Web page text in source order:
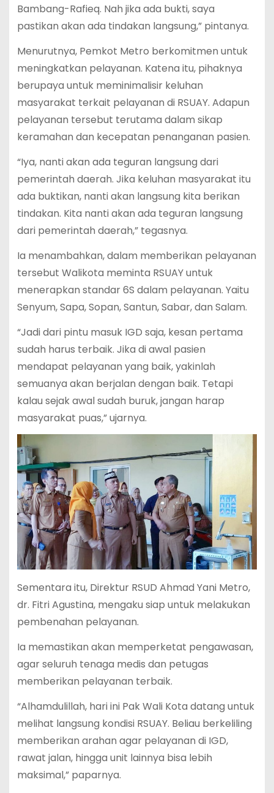
Bambang-Rafieq. Nah jika ada bukti, saya
pastikan akan ada tindakan langsung,” pintanya.
Menurutnya, Pemkot Metro berkomitmen untuk
meningkatkan pelayanan. Katena itu, pihaknya
berupaya untuk meminimalisir keluhan
masyarakat terkait pelayanan di RSUAY. Adapun
pelayanan tersebut terutama dalam sikap
keramahan dan kecepatan penanganan pasien.
“Iya, nanti akan ada teguran langsung dari
pemerintah daerah. Jika keluhan masyarakat itu
ada buktikan, nanti akan langsung kita berikan
tindakan. Kita nanti akan ada teguran langsung
dari pemerintah daerah,” tegasnya.
Ia menambahkan, dalam memberikan pelayanan
tersebut Walikota meminta RSUAY untuk
menerapkan standar 6S dalam pelayanan. Yaitu
Senyum, Sapa, Sopan, Santun, Sabar, dan Salam.
“Jadi dari pintu masuk IGD saja, kesan pertama
sudah harus terbaik. Jika di awal pasien
mendapat pelayanan yang baik, yakinlah
semuanya akan berjalan dengan baik. Tetapi
kalau sejak awal sudah buruk, jangan harap
masyarakat puas,” ujarnya.
Sementara itu, Direktur RSUD Ahmad Yani Metro,
dr. Fitri Agustina, mengaku siap untuk melakukan
pembenahan pelayanan.
Ia memastikan akan memperketat pengawasan,
agar seluruh tenaga medis dan petugas
memberikan pelayanan terbaik.
“Alhamdulillah, hari ini Pak Wali Kota datang untuk
melihat langsung kondisi RSUAY. Beliau berkeliling
memberikan arahan agar pelayanan di IGD,
rawat jalan, hingga unit lainnya bisa lebih
maksimal,” paparnya.